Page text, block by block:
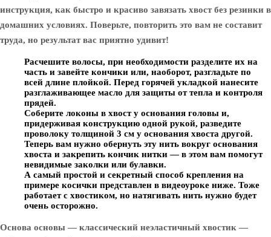
инструкция, как быстро и красиво завязать хвост без резинки в
домашних условиях. Поверьте, повторить это вам не составит
труда, но результат вас приятно удивит!
Расчешите волосы, при необходимости разделите их на
часть и завейте кончики или, наоборот, разгладьте по
всей длине плойкой. Перед горячей укладкой нанесите
разглаживающее масло для защиты от тепла и контроля
прядей.
Соберите локоны в хвост у основания головы и,
придерживая конструкцию одной рукой, разведите
проволоку толщиной 3 см у основания хвоста другой.
Теперь вам нужно обернуть эту нить вокруг основания
хвоста и закрепить кончик нитки — в этом вам помогут
невидимые заколки или булавки.
А самый простой и секретный способ крепления на
примере косички представлен в видеоуроке ниже. Тоже
работает с хвостиком, но натягивать нить нужно будет
очень осторожно.
Основа основы — классический неэластичный хвостик —